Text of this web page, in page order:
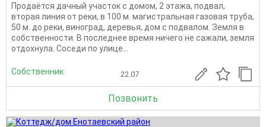
Продаётся дачный участок с домом, 2 этажа, подвал,
вторая линия от реки, в 100 м. магистральная газовая труба,
50 м. до реки, виноград, деревья, дом с подвалом. Земля в
собственности. В последнее время ничего не сажали, земля
отдохнула. Соседи по улице...
Собственник 22.07
Позвонить